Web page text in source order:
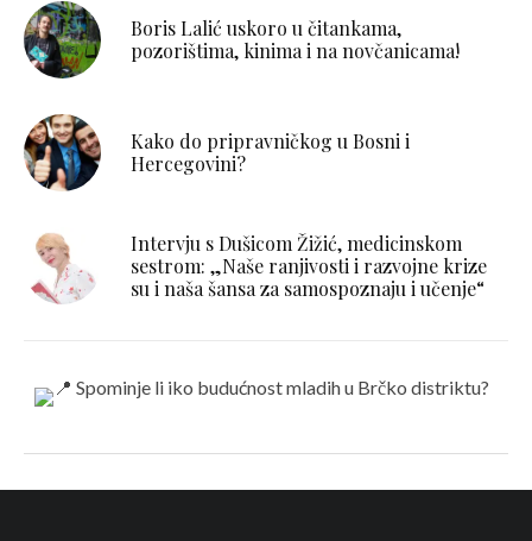
Boris Lalić uskoro u čitankama,
pozorištima, kinima i na novčanicama!
Kako do pripravničkog u Bosni i
Hercegovini?
Intervju s Dušicom Žižić, medicinskom
sestrom: „Naše ranjivosti i razvojne krize
su i naša šansa za samospoznaju i učenje“